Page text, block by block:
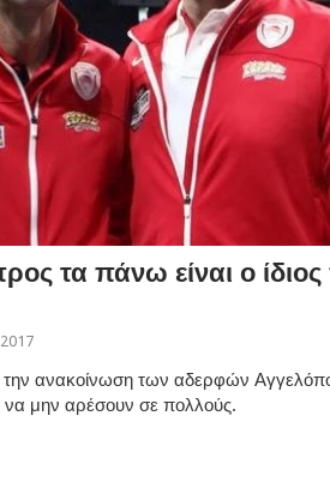
τα πάνω είναι ο
ανακοίνωση των αδερφών
μην αρέσουν σε πολλούς.